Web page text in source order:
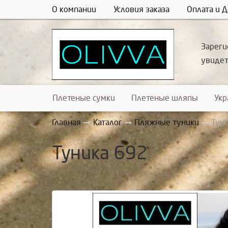
О компании Условия заказа Оплата и
Плетеные сумки Плетеные шляпы
Главная Каталог Пляжные туники
Туника 692